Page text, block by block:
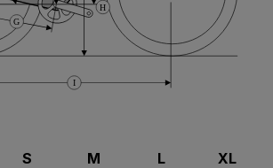
I
G
H
S M L XL